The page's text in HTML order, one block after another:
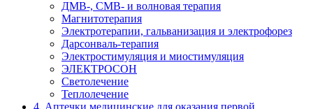
ДМВ-, СМВ- и волновая терапия
Магнитотерапия
Электротерапии, гальванизация и электрофорез
Дарсонваль-терапия
Электростимуляция и миостимуляция
ЭЛЕКТРОСОН
Светолечение
Теплолечение